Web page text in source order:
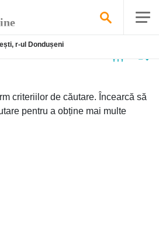
r-ul Dondușeni
criteriilor de căutare. Încearcă să
pentru a obține mai multe